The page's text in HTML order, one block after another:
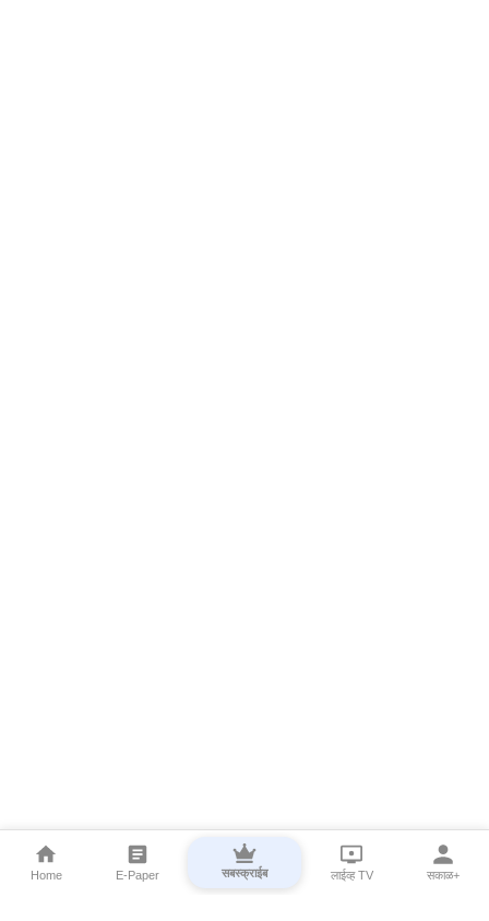
Home E-Paper सबस्क्राईब लाईव्ह TV सकाळ+